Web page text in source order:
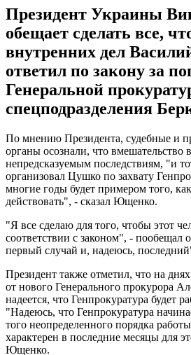
Президент Украины
обещает сделать все,
внутренних дел
ответил по закону за
Генеральной
спецподразделения
По мнению Президента, судебные и
органы осознали, что вмешательство
непредсказуемым последствиям, "и
организовал Цушко по захвату
многие годы будет примером того,
действовать", - сказал Ющенко.
"Я все сделаю для того, чтобы этот
соответствии с законом", - пообещал
первый случай и, надеюсь,
Президент также отметил, что на
от нового Генерального прокурора
надеется, что Генпрокуратура будет
"Надеюсь, что Генпрокуратура
того неопределенного порядка
характерен в последние месяцы для
Ющенко.